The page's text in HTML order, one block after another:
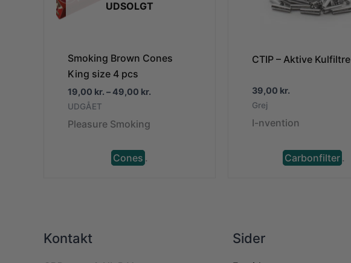
UDSOLGT
Smoking Brown Cones
King size 4 pcs
19,00 kr. –49,00 kr.
UDGÅET
Pleasure Smoking
Cones .
CTIP – Aktive Kulfiltre
39,00 kr.
Grej
I-nvention
Carbonfilter .
Kontakt Sider